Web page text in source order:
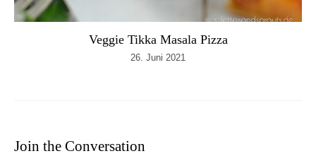
Veggie Tikka Masala Pizza
26. Juni 2021
Join the Conversation